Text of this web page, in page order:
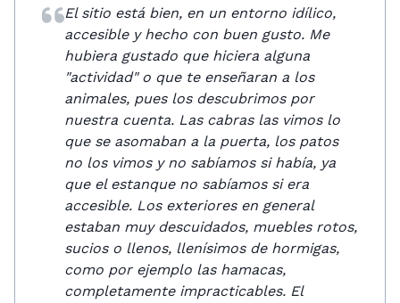
El sitio está bien, en un entorno idílico,
accesible y hecho con buen gusto. Me
hubiera gustado que hiciera alguna
"actividad" o que te enseñaran a los
animales, pues los descubrimos por
nuestra cuenta. Las cabras las vimos lo
que se asomaban a la puerta, los patos
no los vimos y no sabíamos si había, ya
que el estanque no sabíamos si era
accesible. Los exteriores en general
estaban muy descuidados, muebles rotos,
sucios o llenos, llenísimos de hormigas,
como por ejemplo las hamacas,
completamente impracticables. El